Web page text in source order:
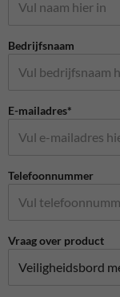
Bedrijfsnaam
E-mailadres*
Telefoonnummer
Vraag over product